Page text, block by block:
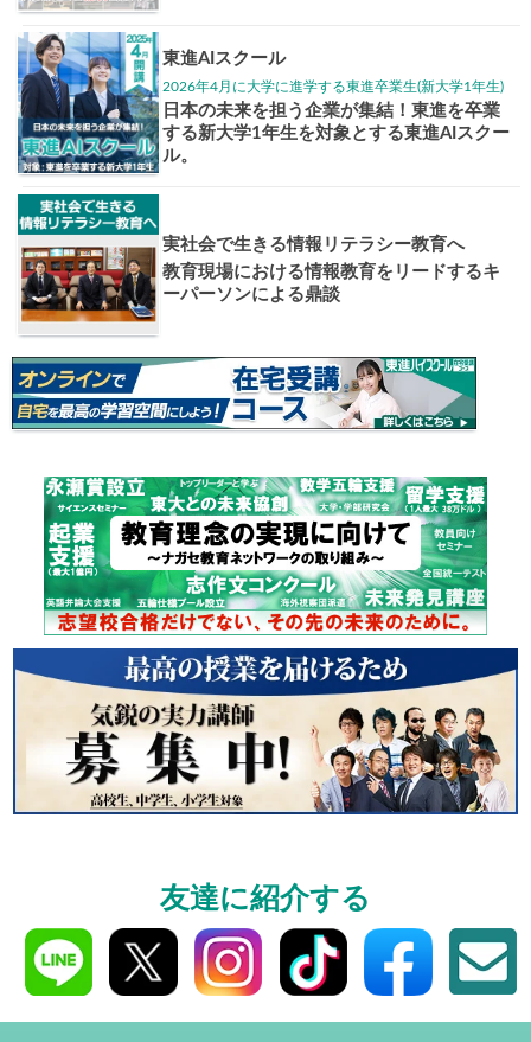
大学入試偏差値ランキング 現役合格
お知らせ・イベント
高3生・高2生・高1生対
東進の実力講師陣
導を今すぐ体験!!
個別相談
高3生・高2生・高1生と
受験や高校の成績
ください！
資料請求
高3生・高2生・高1生対
資料請求・イベン
ら！
友達に紹介する